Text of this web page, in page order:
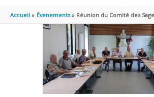
Accueil Évenements Réunion du Comité des